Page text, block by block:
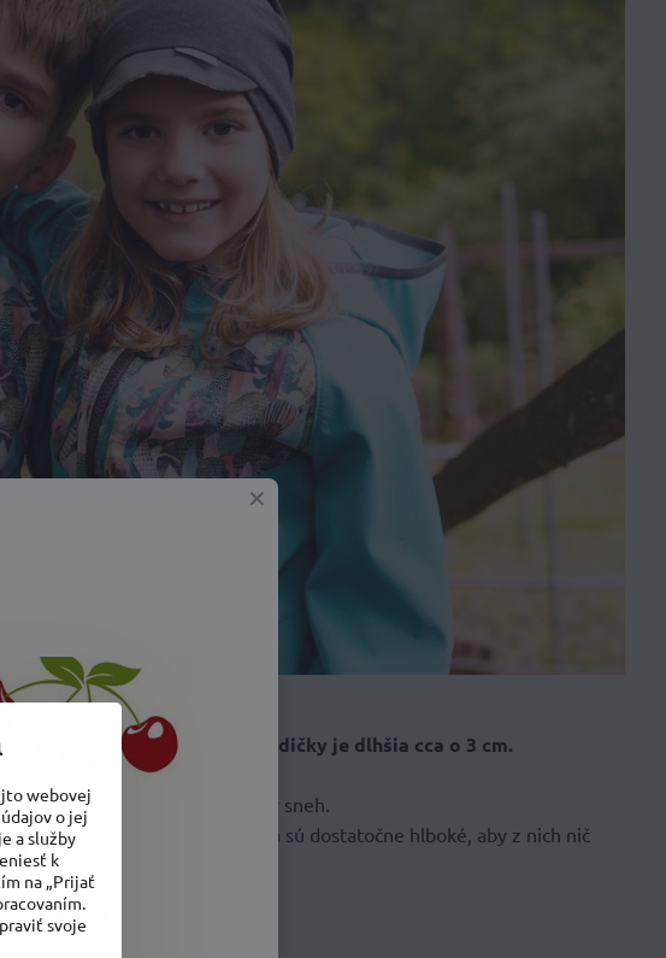
funkciu.
dieťatka. Zadná časť bundičky je dlhšia cca o 3 cm.
, ani sa do nich nedostal studený sneh.
alebo iné maličkosti. Vrecká sú dostatočne hlboké, aby z nich nič
kože do zipsu
webovej
o jej
a služby
k
na „Prijať
svoje